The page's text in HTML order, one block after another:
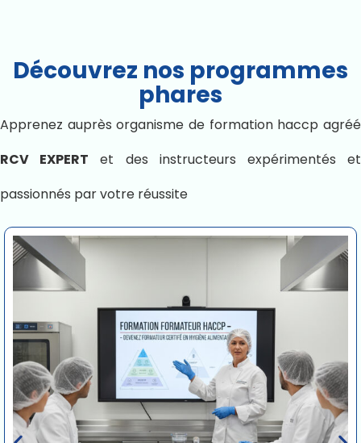
Découvrez nos programmes
phares
Apprenez auprès organisme de formation haccp agréé
RCV EXPERT et des instructeurs expérimentés et
passionnés par votre réussite